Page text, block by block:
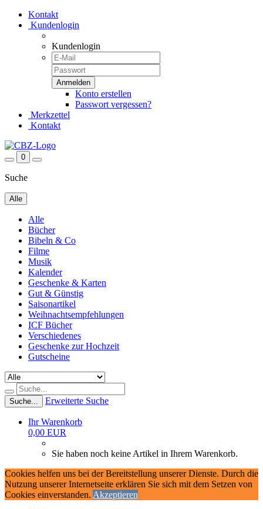
Kontakt
Kundenlogin
Kundenlogin
Konto erstellen
Passwort vergessen?
Merkzettel
Kontakt
0
Suche
Alle
Alle
Bücher
Bibeln & Co
Filme
Musik
Kalender
Geschenke & Karten
Gut & Günstig
Saisonartikel
Weihnachtsempfehlungen
ICF Bücher
Verschiedenes
Geschenke zur Hochzeit
Gutscheine
Suche... Erweiterte Suche
Ihr Warenkorb
0,00 EUR
Sie haben noch keine Artikel in Ihrem Warenkorb.
Cookies helfen uns bei der Bereitstellung unserer Dienste. Durch die
Nutzung unserer Internetseite erklären Sie sich mit dem Setzen von
Cookies einverstanden. Akzeptieren